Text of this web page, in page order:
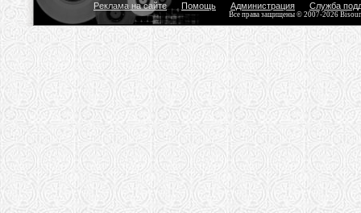
Реклама на сайте Помощь Администрация Служба
Все права защищены © 2007-2026